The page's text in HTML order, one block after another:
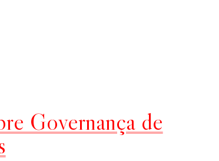
Governança de